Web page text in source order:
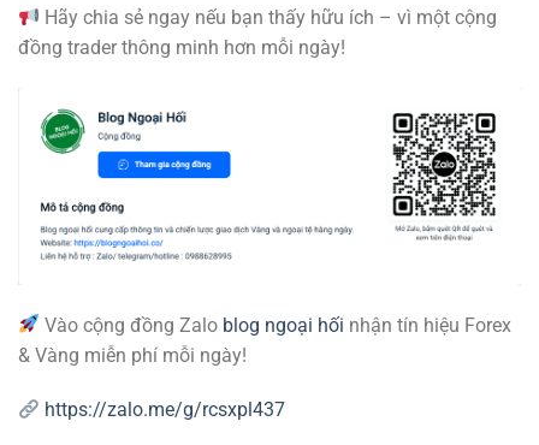
Hãy chia sẻ ngay nếu bạn thấy hữu ích – vì một cộng
đồng trader thông minh hơn mỗi ngày!
Vào cộng đồng Zalo blog ngoại hối nhận tín hiệu Forex
& Vàng miễn phí mỗi ngày!
https://zalo.me/g/rcsxpl437